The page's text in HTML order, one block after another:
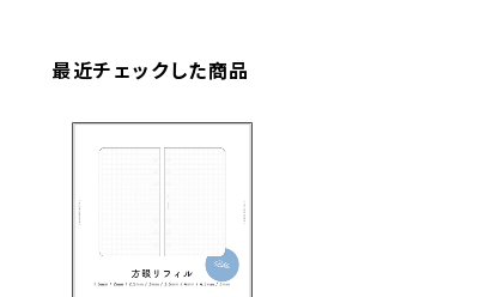
最近チェックした商品